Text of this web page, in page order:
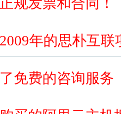
年的思朴互
免费的咨询服务